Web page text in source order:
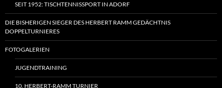
SEIT 1952: TISCHTENNISSPORT IN ADORF
DIE BISHERIGEN SIEGER DES HERBERT RAMM GEDÄCHTNIS
DOPPELTURNIERES
FOTOGALERIEN
JUGENDTRAINING
10. HERBERT-RAMM TURNIER